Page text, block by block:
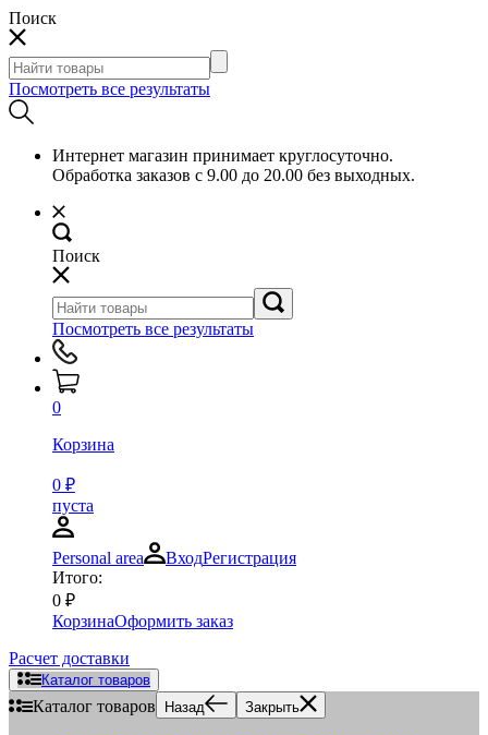
Поиск
Посмотреть все результаты
Интернет магазин принимает круглосуточно.
Обработка заказов с 9.00 до 20.00 без выходных.
Поиск
Посмотреть все результаты
0
Корзина
0 ₽
пуста
Personal area ВходРегистрация
Итого:
0 ₽
КорзинаОформить заказ
Расчет доставки
Каталог товаров
Каталог товаров Назад Закрыть